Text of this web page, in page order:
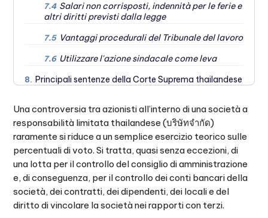
7.4 Salari non corrisposti, indennità per le ferie e
altri diritti previsti dalla legge
7.5 Vantaggi procedurali del Tribunale del lavoro
7.6 Utilizzare l'azione sindacale come leva
8. Principali sentenze della Corte Suprema thailandese
9. Una panoramica generale: una procedura pratica
per le controversie tra azionisti di minoranza
10. Errori comuni nelle controversie tra azionisti di
minoranza
11. In che modo Juslaws & Consult può aiutarvi
12. Domande frequenti
Una controversia tra azionisti all’interno di una società a
responsabilità limitata thailandese (บริษัทจำกัด)
raramente si riduce a un semplice esercizio teorico sulle
percentuali di voto. Si tratta, quasi senza eccezioni, di
una lotta per il controllo del consiglio di amministrazione
e, di conseguenza, per il controllo dei conti bancari della
società, dei contratti, dei dipendenti, dei locali e del
diritto di vincolare la società nei rapporti con terzi.